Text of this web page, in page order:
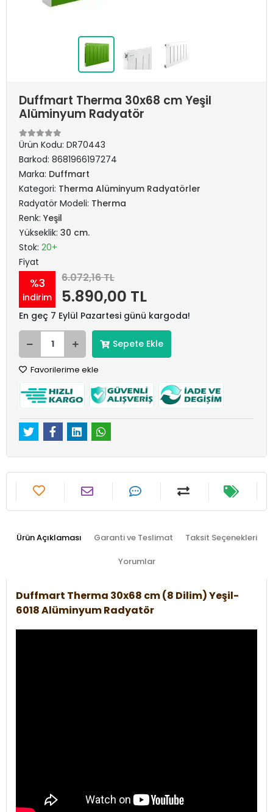
Duffmart Therma 30x68 cm Yeşil
Alüminyum Radyatör
Ürün Kodu: DR70443
Barkod: 8681966197274
Marka: Duffmart
Kategori: Therma Alüminyum Radyatörler
Radyatör Modeli: Therma
Renk: Yeşil
Yükseklik: 30 cm.
Stok: 20+
Fiyat
%3
indirim
6.072,16 TL
5.890,00 TL
En geç 7 Eylül Pazartesi günü kargoda!
Sepete Ekle
Favorilerime ekle
Ürün Açıklaması Garanti ve Teslimat Taksit Seçenekleri
Yorumlar
Duffmart Therma 30x68 cm (8 Dilim) Yeşil-
6018 Alüminyum Radyatör